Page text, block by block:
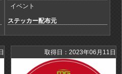
イベント
ステッカー配布元
取得日：2023年06月11日